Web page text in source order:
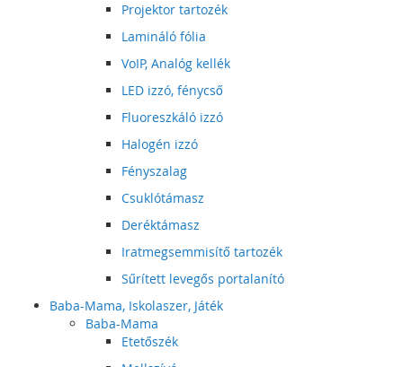
Projektor tartozék
Lamináló fólia
VoIP, Analóg kellék
LED izzó, fénycső
Fluoreszkáló izzó
Halogén izzó
Fényszalag
Csuklótámasz
Deréktámasz
Iratmegsemmisítő tartozék
Sűrített levegős portalanító
Baba-Mama, Iskolaszer, Játék
Baba-Mama
Etetőszék